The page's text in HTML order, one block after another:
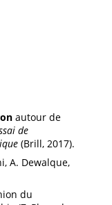
autour de
de
(Brill, 2017).
A. Dewalque,
du